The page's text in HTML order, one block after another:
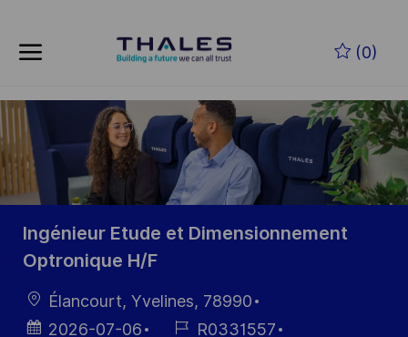
(0)
-
Ingénieur Etude et Dimensionnement
Optronique H/F
localisation
Élancourt, Yvelines, 78990
Date 2026-07-06
Référence
R0331557